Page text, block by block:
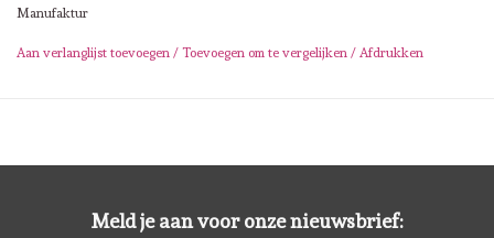
Uitverkoop
Manufaktur
Aan verlanglijst toevoegen / Toevoegen om te vergelijken / Afdrukken
Meld je aan voor onze nieuwsbrief: